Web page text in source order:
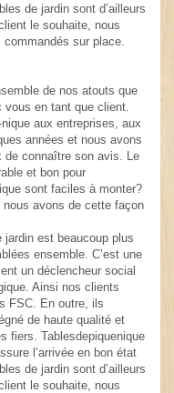
de jardin sont d’ailleurs
le souhaite, nous
sur place.
de nos atouts que
en tant que client.
aux entreprises, aux
années et nous avons
de connaître son avis. Le
et bon pour
sont faciles à monter?
avons de cette façon
jardin est beaucoup plus
ensemble. C’est une
un déclencheur social
Ainsi nos clients
FSC. En outre, ils
de haute qualité et
fiers. Tablesdepiquenique
l’arrivée en bon état
de jardin sont d’ailleurs
le souhaite, nous